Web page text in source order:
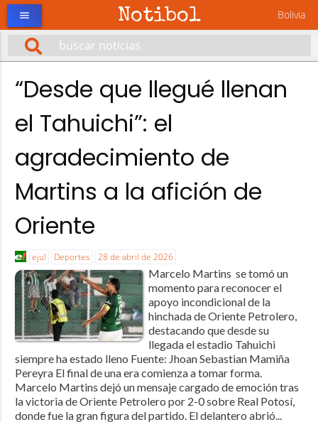
Notibol Bolivia
menu
“Desde que llegué llenan
el Tahuichi”: el
agradecimiento de
Martins a la afición de
Oriente
eju! Deportes 28 de abril de 2026
Marcelo Martins se tomó un
momento para reconocer el
apoyo incondicional de la
hinchada de Oriente Petrolero,
destacando que desde su
llegada el estadio Tahuichi
siempre ha estado lleno Fuente: Jhoan Sebastian Mamiña
Pereyra El final de una era comienza a tomar forma.
Marcelo Martins dejó un mensaje cargado de emoción tras
la victoria de Oriente Petrolero por 2-0 sobre Real Potosí,
donde fue la gran figura del partido. El delantero abrió...